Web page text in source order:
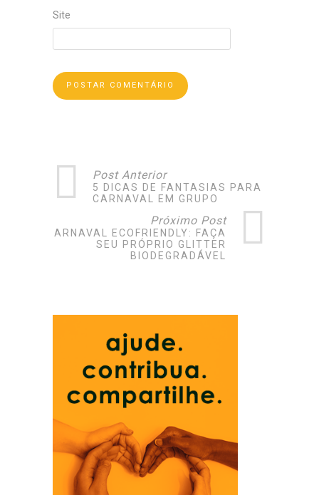
Site
Post Anterior
5 DICAS DE FANTASIAS PARA
CARNAVAL EM GRUPO
Próximo Post
CARNAVAL ECOFRIENDLY: FAÇA
SEU PRÓPRIO GLITTER
BIODEGRADÁVEL